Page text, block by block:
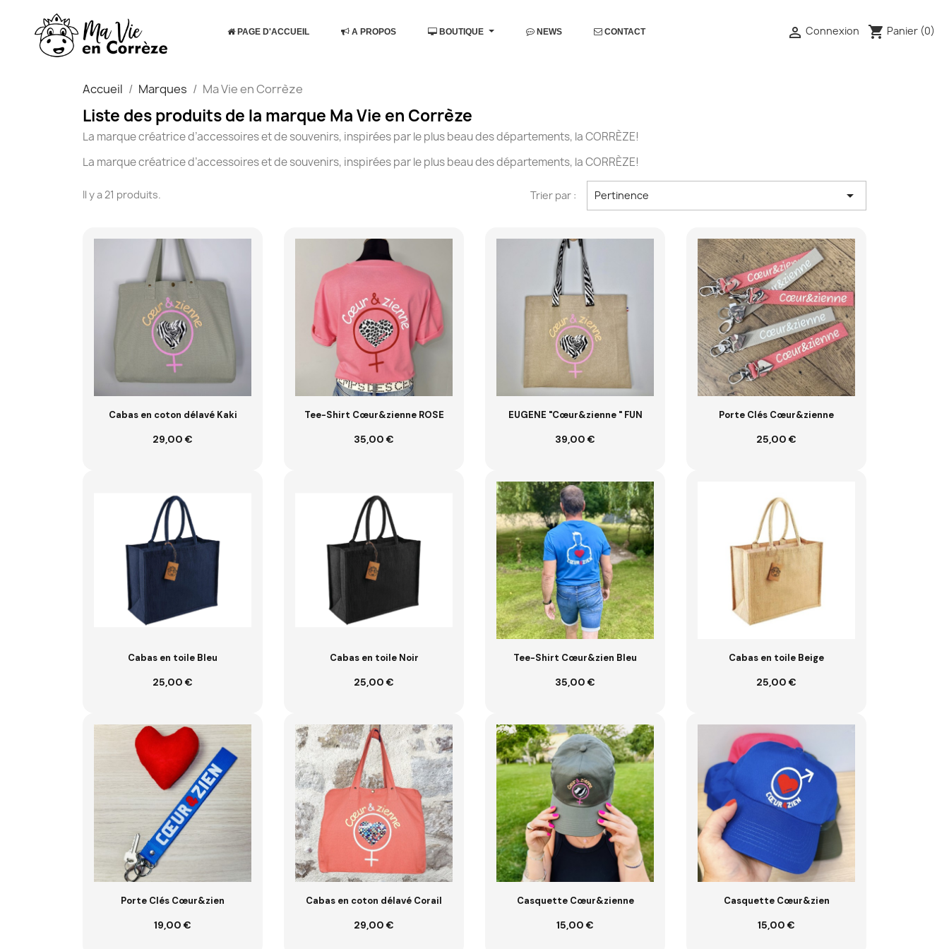
PAGE D'ACCUEIL A PROPOS BOUTIQUE NEWS CONTACT  Connexion shopping_cart Panier (0)
Accueil Marques Ma Vie en Corrèze
Liste des produits de la marque Ma Vie en Corrèze
La marque créatrice d’accessoires et de souvenirs, inspirées par le plus beau des départements, la CORRÈZE!
La marque créatrice d’accessoires et de souvenirs, inspirées par le plus beau des départements, la CORRÈZE!
Il y a 21 produits. Trier par : Pertinence 
Cabas en coton délavé Kaki
29,00 €
Ajouter au panier
Tee-Shirt Cœur&zienne ROSE
35,00 €
VOIR
EUGENE "Cœur&zienne " FUN
39,00 €
Ajouter au panier
Porte Clés Cœur&zienne
25,00 €
VOIR
Cabas en toile Bleu
25,00 €
Ajouter au panier
Cabas en toile Noir
25,00 €
Ajouter au panier
Tee-Shirt Cœur&zien Bleu
35,00 €
VOIR
Cabas en toile Beige
25,00 €
Ajouter au panier
Porte Clés Cœur&zien
19,00 €
VOIR
Cabas en coton délavé Corail
29,00 €
Ajouter au panier
Casquette Cœur&zienne
15,00 €
VOIR
Casquette Cœur&zien
15,00 €
Ajouter au panier